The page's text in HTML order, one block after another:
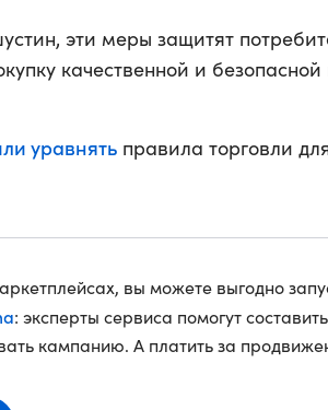
эти меры защитят
качественной и
уравнять правила торговли
вы можете выгодно
: эксперты сервиса помогут
кампанию. А платить за